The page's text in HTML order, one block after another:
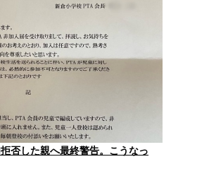
否した親へ最終警告。こうなっ